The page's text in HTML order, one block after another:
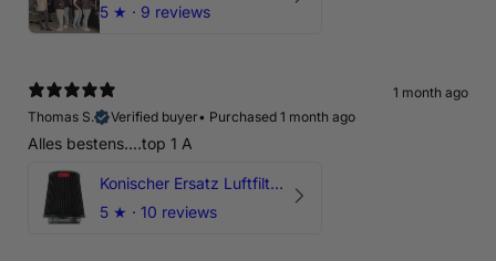
5 ★ · 9 reviews
1 month ago
Thomas S.
Verified buyer• Purchased 1 month ago
Alles bestens....top 1 A
Konischer Ersatz Luftfilter Pilz - 4" & 5" Offene Ansaugung
5 ★ · 10 reviews